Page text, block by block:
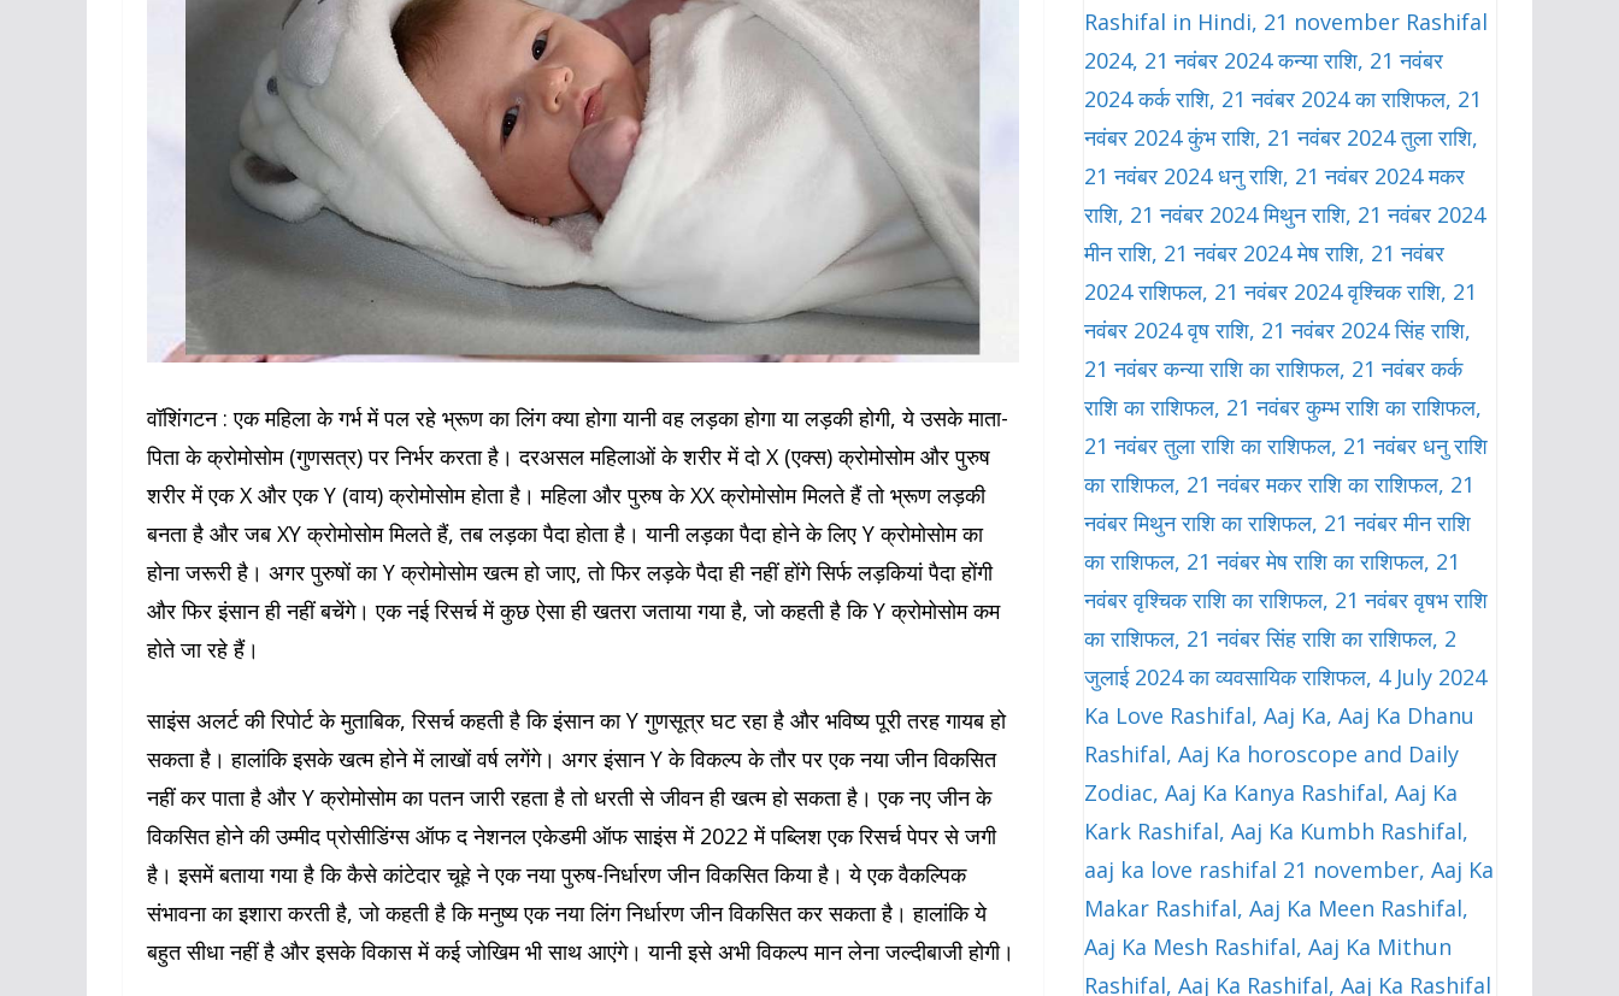
वॉशिंगटन : एक महिला के गर्भ में पल रहे भ्रूण का लिंग क्या होगा यानी वह लड़का होगा या लड़की होगी, ये उसके माता-
पिता के क्रोमोसोम (गुणसत्र) पर निर्भर करता है। दरअसल महिलाओं के शरीर में दो X (एक्स) क्रोमोसोम और पुरुष
शरीर में एक X और एक Y (वाय) क्रोमोसोम होता है। महिला और पुरुष के XX क्रोमोसोम मिलते हैं तो भ्रूण लड़की
बनता है और जब XY क्रोमोसोम मिलते हैं, तब लड़का पैदा होता है। यानी लड़का पैदा होने के लिए Y क्रोमोसोम का
होना जरूरी है। अगर पुरुषों का Y क्रोमोसोम खत्म हो जाए, तो फिर लड़के पैदा ही नहीं होंगे सिर्फ लड़कियां पैदा होंगी
और फिर इंसान ही नहीं बचेंगे। एक नई रिसर्च में कुछ ऐसा ही खतरा जताया गया है, जो कहती है कि Y क्रोमोसोम कम
होते जा रहे हैं।
साइंस अलर्ट की रिपोर्ट के मुताबिक, रिसर्च कहती है कि इंसान का Y गुणसूत्र घट रहा है और भविष्य पूरी तरह गायब हो
सकता है। हालांकि इसके खत्म होने में लाखों वर्ष लगेंगे। अगर इंसान Y के विकल्प के तौर पर एक नया जीन विकसित
नहीं कर पाता है और Y क्रोमोसोम का पतन जारी रहता है तो धरती से जीवन ही खत्म हो सकता है। एक नए जीन के
विकसित होने की उम्मीद प्रोसीडिंग्स ऑफ द नेशनल एकेडमी ऑफ साइंस में 2022 में पब्लिश एक रिसर्च पेपर से जगी
है। इसमें बताया गया है कि कैसे कांटेदार चूहे ने एक नया पुरुष-निर्धारण जीन विकसित किया है। ये एक वैकल्पिक
संभावना का इशारा करती है, जो कहती है कि मनुष्य एक नया लिंग निर्धारण जीन विकसित कर सकता है। हालांकि ये
बहुत सीधा नहीं है और इसके विकास में कई जोखिम भी साथ आएंगे। यानी इसे अभी विकल्प मान लेना जल्दीबाजी होगी।